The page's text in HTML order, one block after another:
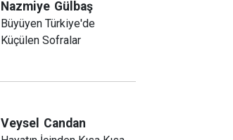
Nazmiye Gülbaş
Büyüyen Türkiye'de
Küçülen Sofralar
Veysel Candan